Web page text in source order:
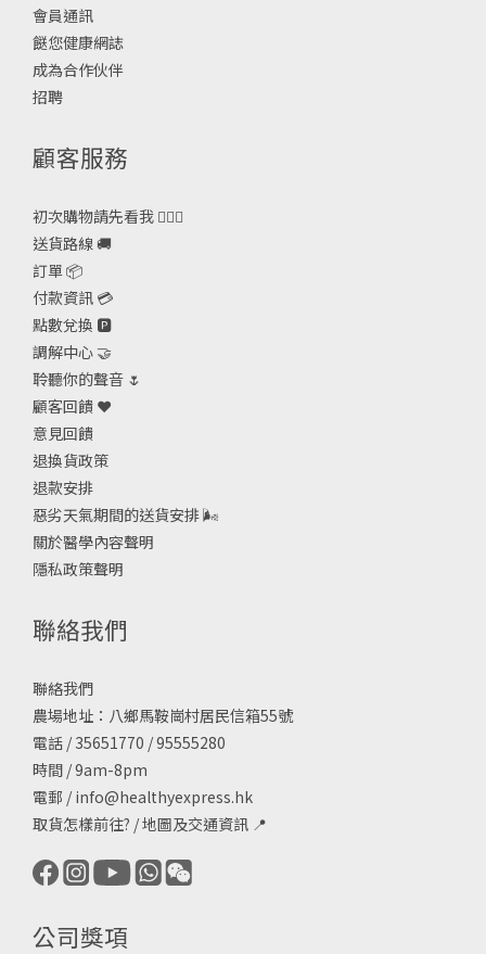
會員通訊
餸您健康網誌
成為合作伙伴
招聘
顧客服務
初次購物請先看我 🙋🏻‍♀️
送貨路線 🚚
訂單 📦
付款資訊 💳
點數兌換 🅿️
調解中心 🤝
聆聽你的聲音 🌷
顧客回饋 ❤️
意見回饋
退換貨政策
退款安排
惡劣天氣期間的送貨安排🌬
關於醫學內容聲明
隱私政策聲明
聯絡我們
聯絡我們
農場地址：八鄉馬鞍崗村居民信箱55號
電話 / 35651770 / 95555280
時間 / 9am-8pm
電郵 / info@healthyexpress.hk
取貨怎樣前往? /地圖及交通資訊 📍
公司獎項